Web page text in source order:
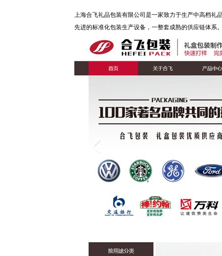
上海合飞礼品包装有限公司是一家致力于生产中高档礼
先进的标准化包装生产设备，一整套成熟的供应链体系